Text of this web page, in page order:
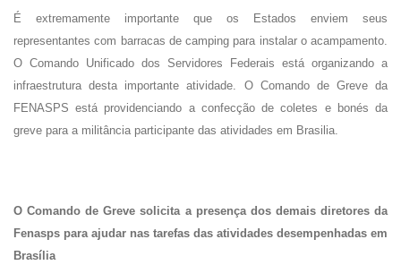
É extremamente importante que os Estados enviem seus
representantes com barracas de camping para instalar o acampamento.
O Comando Unificado dos Servidores Federais está organizando a
infraestrutura desta importante atividade. O Comando de Greve da
FENASPS está providenciando a confecção de coletes e bonés da
greve para a militância participante das atividades em Brasilia.
O Comando de Greve solicita a presença dos demais diretores da
Fenasps para ajudar nas tarefas das atividades desempenhadas em
Brasília